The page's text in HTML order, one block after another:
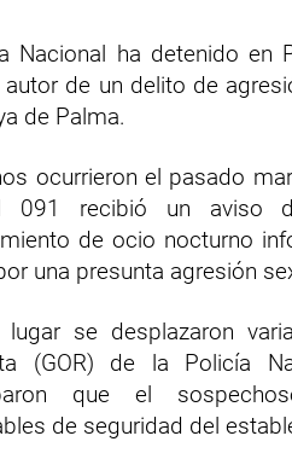
Nacional ha detenido en
autor de un delito de
de Palma.
ocurrieron el pasado
091 recibió un aviso
de ocio nocturno
una presunta agresión
lugar se desplazaron
(GOR) de la Policía
que el
de seguridad del